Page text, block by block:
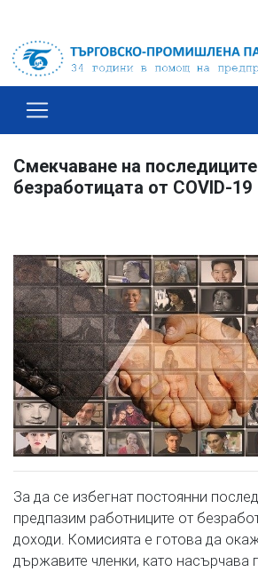
Смекчаване на
безработицата от COVID-19
За да се избегнат постоянни
предпазим работниците от
доходи. Комисията е готова да
държавите членки, като насърчава